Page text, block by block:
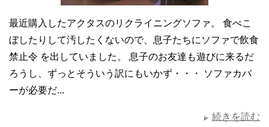
最近購入したアクタスのリクライニングソファ。 食べこ
ぼしたりして汚したくないので、息子たちにソファで飲食
禁止令 を出していました。 息子のお友達も遊びに来るだ
ろうし、ずっとそういう訳にもいかず・・・ ソファカバ
ーが必要だ...
続きを読む